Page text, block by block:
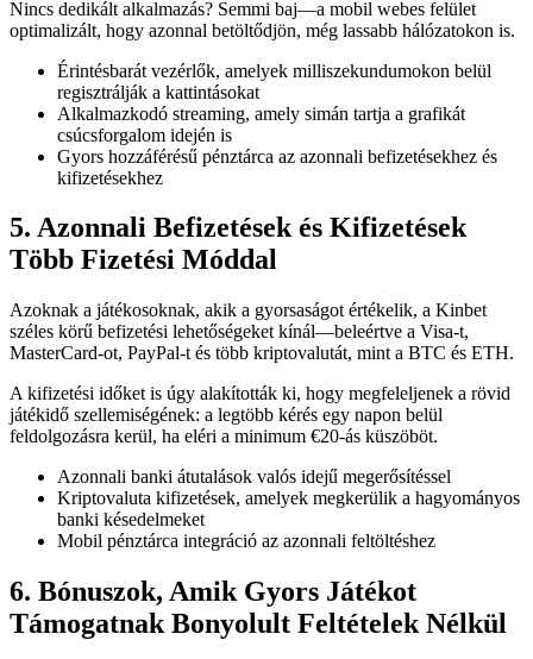
Nincs dedikált alkalmazás? Semmi baj—a mobil webes felület
optimalizált, hogy azonnal betöltődjön, még lassabb hálózatokon is.
Érintésbarát vezérlők, amelyek milliszekundumokon belül
regisztrálják a kattintásokat
Alkalmazkodó streaming, amely simán tartja a grafikát
csúcsforgalom idején is
Gyors hozzáférésű pénztárca az azonnali befizetésekhez és
kifizetésekhez
5. Azonnali Befizetések és Kifizetések
Több Fizetési Móddal
Azoknak a játékosoknak, akik a gyorsaságot értékelik, a Kinbet
széles körű befizetési lehetőségeket kínál—beleértve a Visa-t,
MasterCard-ot, PayPal-t és több kriptovalutát, mint a BTC és ETH.
A kifizetési időket is úgy alakították ki, hogy megfeleljenek a rövid
játékidő szellemiségének: a legtöbb kérés egy napon belül
feldolgozásra kerül, ha eléri a minimum €20-ás küszöböt.
Azonnali banki átutalások valós idejű megerősítéssel
Kriptovaluta kifizetések, amelyek megkerülik a hagyományos
banki késedelmeket
Mobil pénztárca integráció az azonnali feltöltéshez
6. Bónuszok, Amik Gyors Játékot
Támogatnak Bonyolult Feltételek Nélkül